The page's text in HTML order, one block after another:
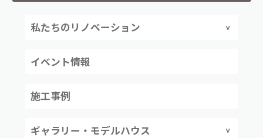
私たちのリノベーション
イベント情報
施工事例
ギャラリー・モデルハウス